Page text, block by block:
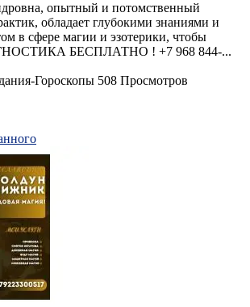
опытный и потомственный
обладает глубокими знаниями и
в сфере магии и эзотерики, чтобы
БЕСПЛАТНО ! +7 968 844‑...
Гороскопы 508 Просмотров